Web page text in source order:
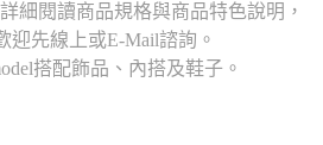
細閱讀商品規格與商品特色說明，
迎先線上或E-Mail諮詢。
搭配飾品、內搭及鞋子。